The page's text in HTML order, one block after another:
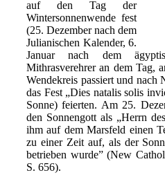
auf den Tag der
Wintersonnenwende fest
(25. Dezember nach dem
Julianischen Kalender, 6.
Januar nach dem
Mithrasverehrer an dem Tag,
Wendekreis passiert und nach
das Fest „Dies natalis solis
Sonne) feierten. Am 25.
den Sonnengott als „Herrn
ihm auf dem Marsfeld einen
zu einer Zeit auf, als der
betrieben wurde” (New
S. 656).